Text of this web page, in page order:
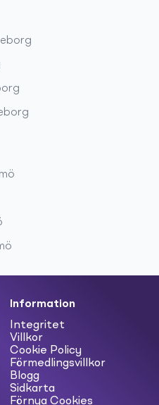
Information
Integritet
Villkor
Cookie Policy
Förmedlingsvillkor
Blogg
Sidkarta
Förnya Cookies